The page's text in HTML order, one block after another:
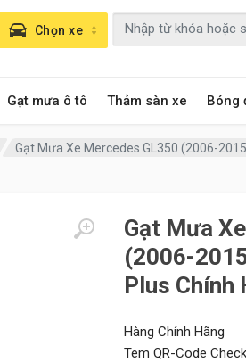
Gạt mưa ô tô Thảm sàn xe Bóng
Chọn xe
Gạt Mưa Xe Mercedes GL350 (2006-
Gạt Mưa
(2006-
Plus Chính
Hàng Chính Hãng
Tem QR-Code